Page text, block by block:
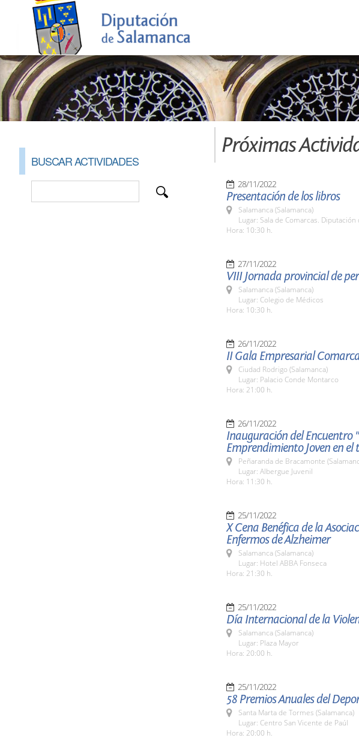
BUSCAR ACTIVIDADES
Próximas
28/11/2022
Presentación de los libros
Salamanca (Salamanca)
Lugar: Sala de Comarcas. Diputación
Hora: 10:30 h.
27/11/2022
VIII Jornada provincial de
Salamanca (Salamanca)
Lugar: Colegio de Médicos
Hora: 10:30 h.
26/11/2022
II Gala Empresarial
Ciudad Rodrigo (Salamanca)
Lugar: Palacio Conde Montarco
Hora: 21:00 h.
26/11/2022
Inauguración del Encuentro
Emprendimiento Joven en
Peñaranda de Bracamonte
Lugar: Albergue Juvenil
Hora: 11:30 h.
25/11/2022
X Cena Benéfica de la
Enfermos de Alzheimer
Salamanca (Salamanca)
Lugar: Hotel ABBA Fonseca
Hora: 21:30 h.
25/11/2022
Día Internacional de la
Salamanca (Salamanca)
Lugar: Plaza Mayor
Hora: 20:00 h.
25/11/2022
58 Premios Anuales del
Santa Marta de Tormes (Salamanca)
Lugar: Centro San Vicente de Paúl
Hora: 20:00 h.